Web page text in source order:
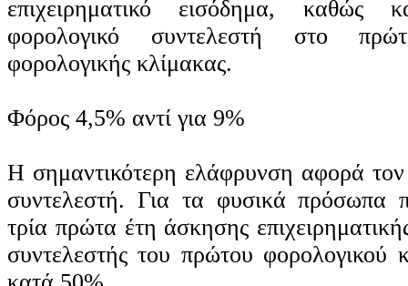
επιχειρηματικό εισόδημα, καθώς
φορολογικό συντελεστή στο
φορολογικής κλίμακας.
Φόρος 4,5% αντί για 9%
Η σημαντικότερη ελάφρυνση αφορά τον
συντελεστή. Για τα φυσικά πρόσωπα
τρία πρώτα έτη άσκησης
συντελεστής του πρώτου φορολογικού